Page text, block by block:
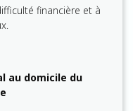
financière et à
au domicile du